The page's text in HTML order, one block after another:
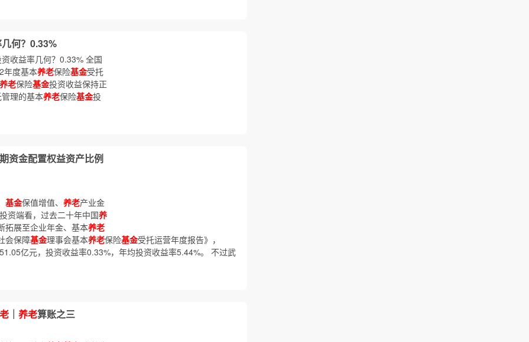
何？0.33%
收益率几何？0.33% 全国
年度基本养老保险基金受托
养老保险基金投资收益保持正
理的基本养老保险基金投
资金配置权益资产比例
基金保值增值、 养老产业金
资端看，过去二十年中国养
拓展至企业年金、基本养老
会保障基金理事会基本养老保险基金受托运营年度报告》，
亿元，投资收益率0.33%，年均投资收益率5.44%。 不过武
｜ 养老算账之三